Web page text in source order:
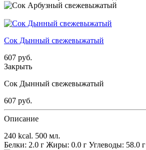
Сок Дынный свежевыжатый
607 руб.
Закрыть
Сок Дынный свежевыжатый
607 руб.
Описание
240 kcal. 500 мл.
Белки: 2.0 г Жиры: 0.0 г Углеводы: 58.0 г